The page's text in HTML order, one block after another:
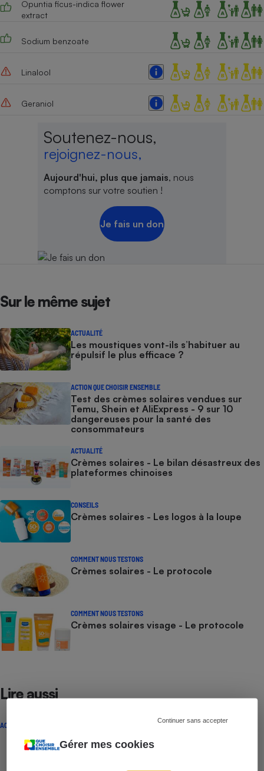
Gérer mes cookies
Continuer sans accepter
Opuntia ficus-indica flower
extract
Sodium benzoate
Linalool
Geraniol
Soutenez-nous,
rejoignez-nous,
Aujourd'hui, plus que jamais, nous
comptons sur votre soutien !
Je fais un don
Sur le même sujet
ACTUALITÉ
Les moustiques vont-ils s’habituer au
répulsif le plus efficace ?
ACTION QUE CHOISIR ENSEMBLE
Test des crèmes solaires vendues sur
Temu, Shein et AliExpress - 9 sur 10
dangereuses pour la santé des
consommateurs
ACTUALITÉ
Crèmes solaires - Le bilan désastreux des
plateformes chinoises
CONSEILS
Crèmes solaires - Les logos à la loupe
COMMENT NOUS TESTONS
Crèmes solaires - Le protocole
COMMENT NOUS TESTONS
Crèmes solaires visage - Le protocole
Lire aussi
ACTUALITÉ